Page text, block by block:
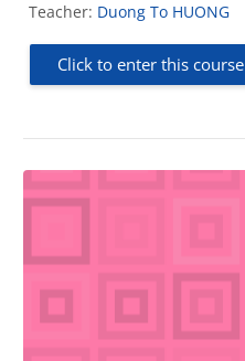
Teacher: Duong To HUONG
Click to enter this course